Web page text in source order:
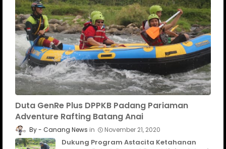
Duta GenRe Plus DPPKB Padang Pariaman
Adventure Rafting Batang Anai
Canang News November 21, 2020
Dukung Program Astacita Ketahanan